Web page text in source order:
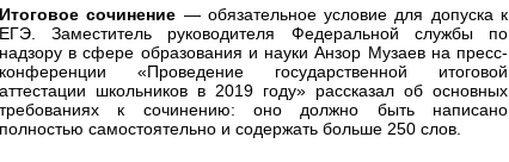
Итоговое сочинение — обязательное условие для допуска к
ЕГЭ. Заместитель руководителя Федеральной службы по
надзору в сфере образования и науки Анзор Музаев на пресс-
конференции «Проведение государственной итоговой
аттестации школьников в 2019 году» рассказал об основных
требованиях к сочинению: оно должно быть написано
полностью самостоятельно и содержать больше 250 слов.